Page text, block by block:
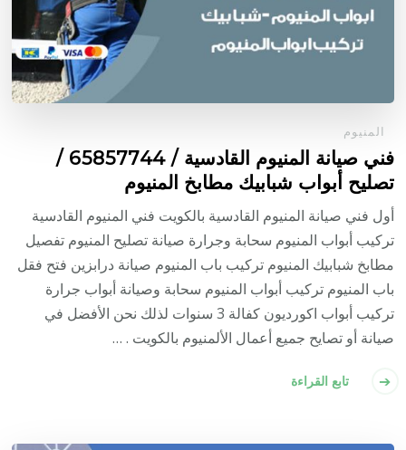
المنيوم
فني صيانة المنيوم القادسية / 65857744 /
تصليح أبواب شبابيك مطابخ المنيوم
أول فني صيانة المنيوم القادسية بالكويت فني المنيوم القادسية
تركيب أبواب المنيوم سحابة وجرارة صيانة تصليح المنيوم تفصيل
مطابخ شبابيك المنيوم تركيب باب المنيوم صيانة درابزين فتح فقل
باب المنيوم تركيب أبواب المنيوم سحابة وصيانة أبواب جرارة
تركيب أبواب اكورديون كفالة 3 سنوات لذلك نحن الأفضل في
صيانة أو تصايح جميع أعمال الألمنيوم بالكويت . …
تابع القراءة